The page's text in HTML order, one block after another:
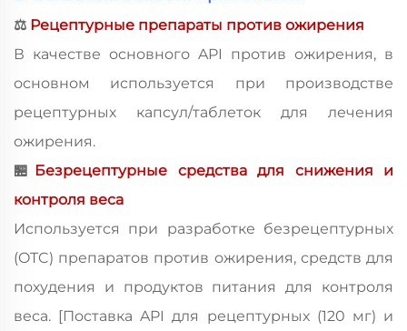
⚖ Рецептурные препараты против ожирения
В качестве основного API против ожирения, в
основном используется при производстве
рецептурных капсул/таблеток для лечения
ожирения.
🏪 Безрецептурные средства для снижения и
контроля веса
Используется при разработке безрецептурных
(OTC) препаратов против ожирения, средств для
похудения и продуктов питания для контроля
веса. [Поставка API для рецептурных (120 мг) и